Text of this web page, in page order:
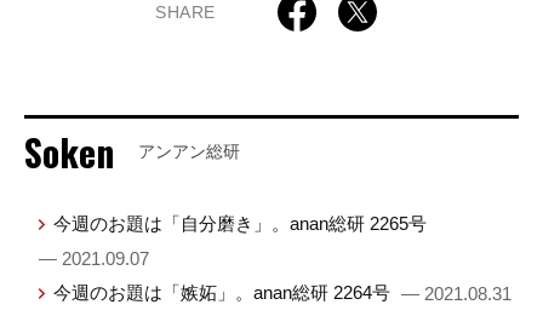
SHARE
Soken アンアン総研
今週のお題は「自分磨き」。anan総研 2265号
— 2021.09.07
今週のお題は「嫉妬」。anan総研 2264号 — 2021.08.31